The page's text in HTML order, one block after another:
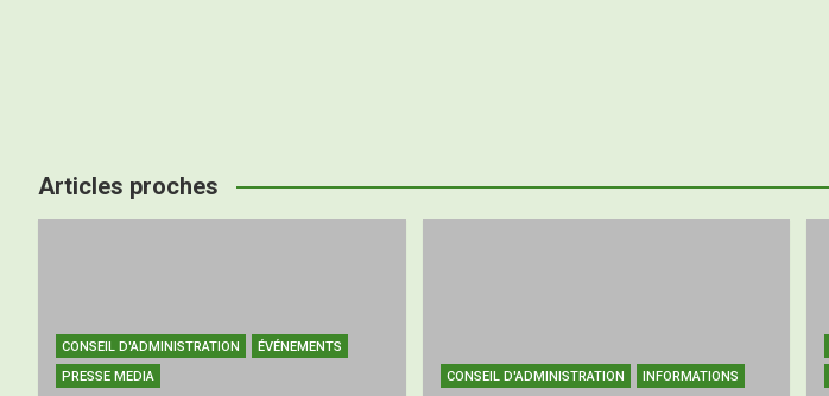
Articles proches
CONSEIL D'ADMINISTRATION
ÉVÉNEMENTS
PRESSE MEDIA
CONSEIL D'ADMINISTRATION INFORMATIONS